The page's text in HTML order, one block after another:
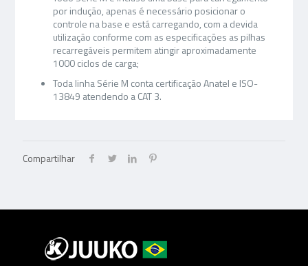
por indução, apenas é necessário posicionar o
controle na base e está carregando, com a devida
utilização conforme com as especificações as pilhas
recarregáveis permitem atingir aproximadamente
1000 ciclos de carga;
Toda linha Série M conta certificação Anatel e ISO-
13849 atendendo a CAT 3.
Compartilhar